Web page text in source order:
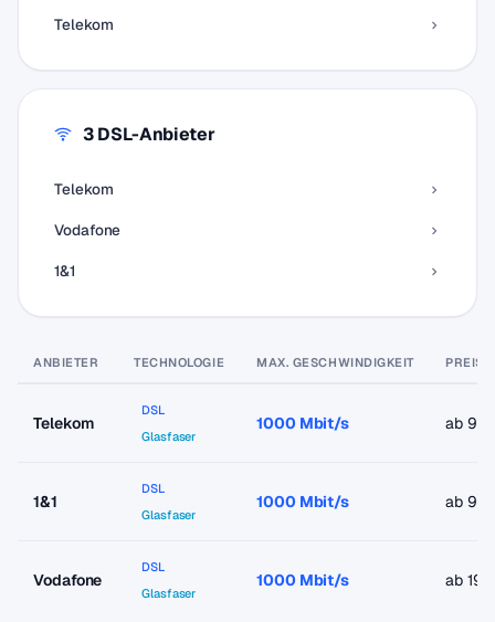
Telekom
3 DSL-Anbieter
Telekom
Vodafone
1&1
ANBIETER TECHNOLOGIE MAX. GESCHWINDIGKEIT PREIS
Telekom
DSL
Glasfaser
1000 Mbit/s ab
1&1
DSL
Glasfaser
1000 Mbit/s ab
Vodafone
DSL
Glasfaser
1000 Mbit/s ab